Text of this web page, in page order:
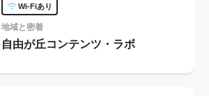
Wi-Fiあり
地域と密着
自由が丘コンテンツ・ラボ